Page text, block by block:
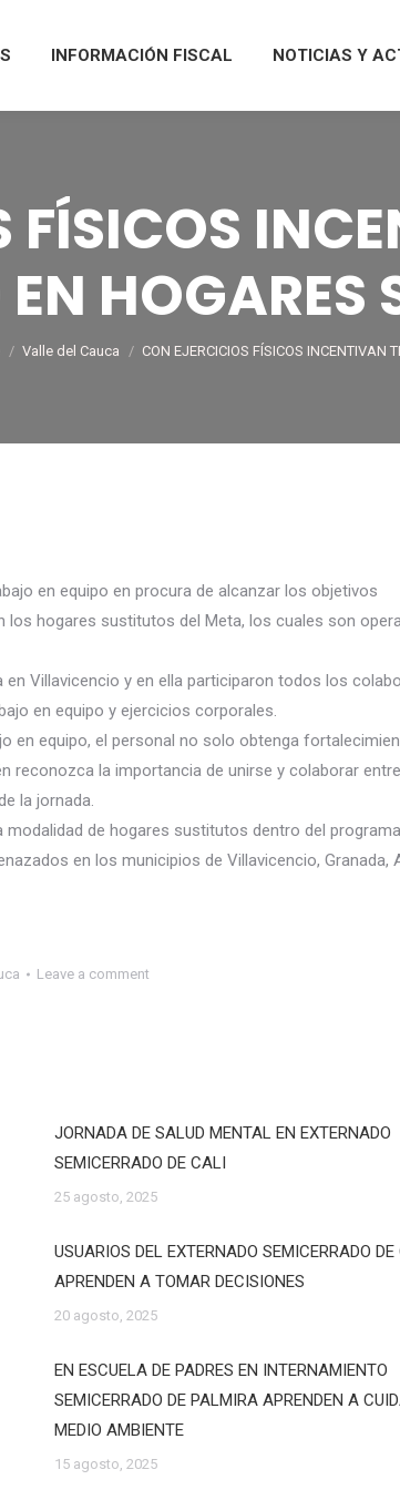
INFORMACIÓN FISCAL NOTICIAS Y
FÍSICOS
HOGARES
here:
Valle del Cauca CON EJERCICIOS FÍSICOS INCENTIVAN
en equipo en procura de alcanzar los objetivos
hogares sustitutos del Meta, los cuales son
Villavicencio y en ella participaron todos los
en equipo y ejercicios corporales.
en equipo, el personal no solo obtenga
reconozca la importancia de unirse y colaborar
la jornada.
modalidad de hogares sustitutos dentro del
en los municipios de Villavicencio, Granada,
Leave a comment
JORNADA DE SALUD MENTAL EN EXTERNADO
SEMICERRADO DE CALI
25 agosto, 2025
USUARIOS DEL EXTERNADO SEMICERRADO
APRENDEN A TOMAR DECISIONES
20 agosto, 2025
EN ESCUELA DE PADRES EN INTERNAMIENTO
SEMICERRADO DE PALMIRA APRENDEN A
MEDIO AMBIENTE
15 agosto, 2025